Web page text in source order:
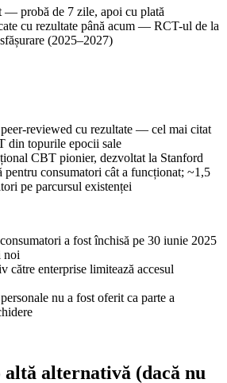
— probă de 7 zile, apoi cu plată
cu rezultate până acum — RCT-ul de la
(2025–2027)
reviewed cu rezultate — cel mai citat
din topurile epocii sale
CBT pionier, dezvoltat la Stanford
pentru consumatori cât a funcționat; ~1,5
pe parcursul existenței
a fost închisă pe 30 iunie 2025
noi
către enterprise limitează accesul
nu a fost oferit ca parte a
altă alternativă (dacă nu